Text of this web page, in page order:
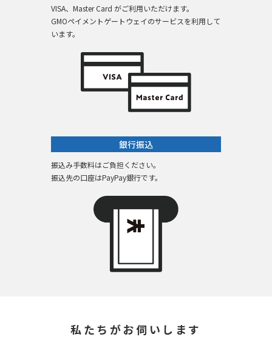
VISA、Master Card がご利用いただけます。
GMOペイメントゲートウェイのサービスを利用して
います。
銀行振込
振込み手数料はご負担ください。
振込先の口座はPayPay銀行です。
私たちがお伺いします